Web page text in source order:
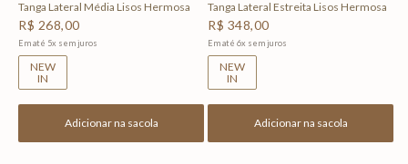
Tanga Lateral Média Lisos Hermosa
R$ 268,00
Em até 5x sem juros
NEW
IN
Adicionar na sacola
Tanga Lateral Estreita Lisos Hermosa
R$ 348,00
Em até 6x sem juros
NEW
IN
Adicionar na sacola